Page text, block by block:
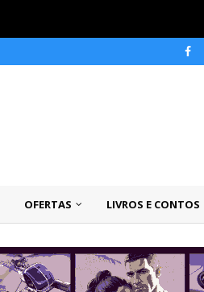
OFERTAS LIVROS E CONTOS